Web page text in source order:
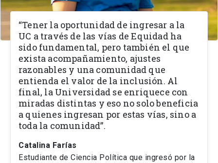
“Tener la oportunidad de ingresar a la
UC a través de las vías de Equidad ha
sido fundamental, pero también el que
exista acompañamiento, ajustes
razonables y una comunidad que
entienda el valor de la inclusión. Al
final, la Universidad se enriquece con
miradas distintas y eso no solo beneficia
a quienes ingresan por estas vías, sino a
toda la comunidad”.
Catalina Farías
Estudiante de Ciencia Política que ingresó por la